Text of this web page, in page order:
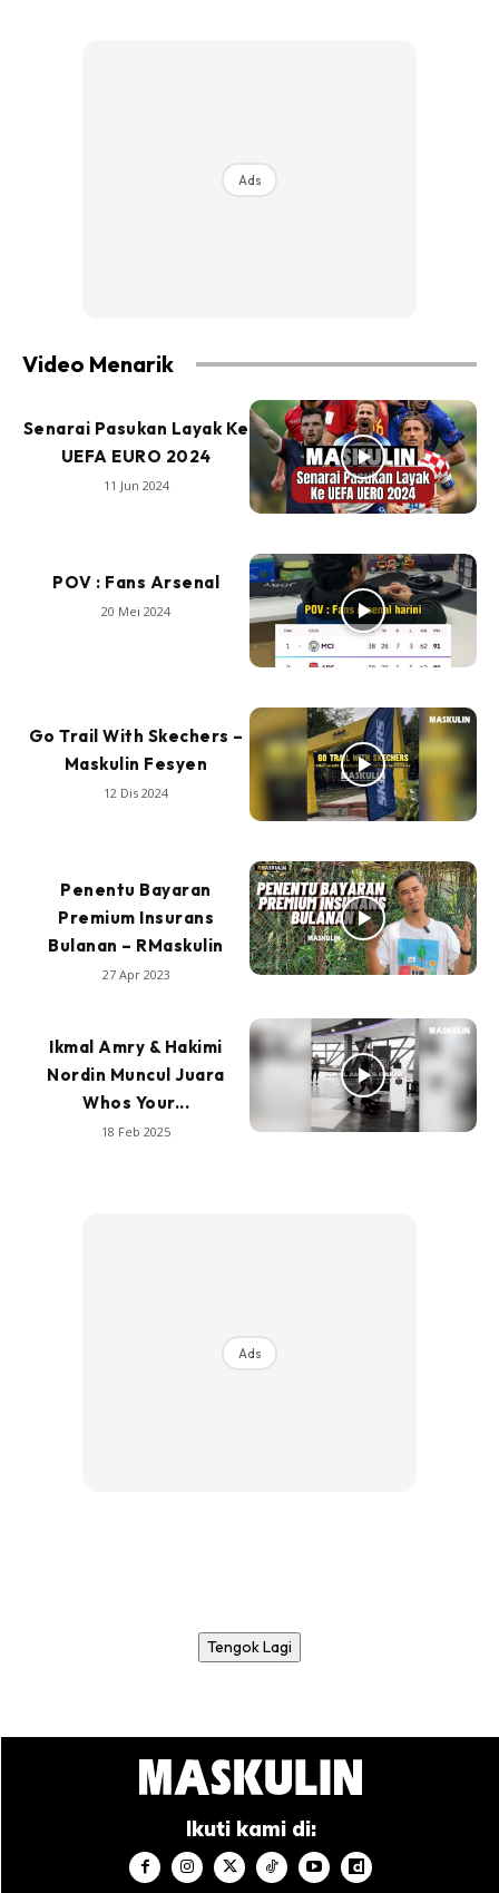
Ads
Video Menarik
Senarai Pasukan Layak Ke
UEFA EURO 2024
11 Jun 2024
POV : Fans Arsenal
20 Mei 2024
Go Trail With Skechers –
Maskulin Fesyen
12 Dis 2024
Penentu Bayaran
Premium Insurans
Bulanan – RMaskulin
27 Apr 2023
Ikmal Amry & Hakimi
Nordin Muncul Juara
Whos Your...
18 Feb 2025
Ads
Tengok Lagi
Ikuti kami di: